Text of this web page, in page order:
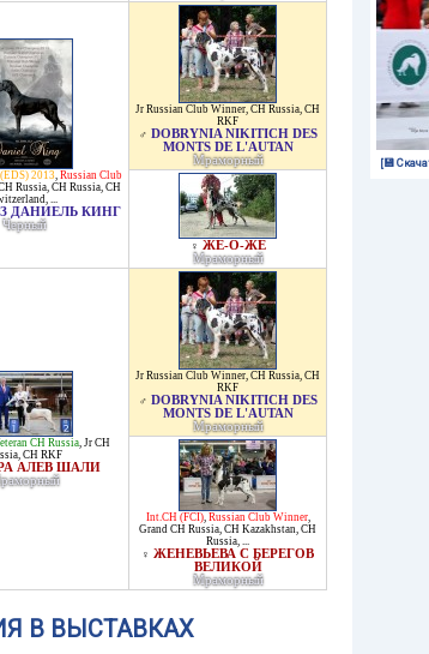
2013, Russian Club
Russia, CH Russia, CH
, ...
ДАНИЕЛЬ КИНГ
Черный
Jr Russian Club Winner, CH Russia, CH
RKF
♂ DOBRYNIA NIKITICH DES
MONTS DE L'AUTAN
Мраморный
♀ ЖЕ-О-ЖЕ
Мраморный
CH Russia, Jr CH
, CH RKF
АЛЕВ ШАЛИ
Jr Russian Club Winner, CH Russia, CH
RKF
♂ DOBRYNIA NIKITICH DES
MONTS DE L'AUTAN
Мраморный
Int.CH (FCI), Russian Club Winner,
Grand CH Russia, CH Kazakhstan, CH
Russia, ...
♀ ЖЕНЕВЬЕВА С БЕРЕГОВ
ВЕЛИКОЙ
Мраморный
В ВЫСТАВКАХ
[💾